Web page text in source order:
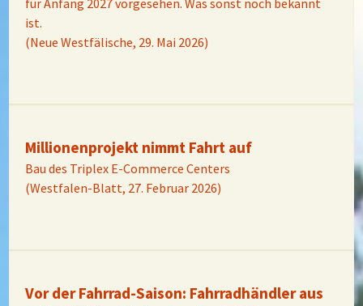
für Anfang 2027 vorgesehen. Was sonst noch bekannt
ist.
(Neue Westfälische, 29. Mai 2026)
Millionenprojekt nimmt Fahrt auf
Bau des Triplex E-Commerce Centers
(Westfalen-Blatt, 27. Februar 2026)
Vor der Fahrrad-Saison: Fahrradhändler aus